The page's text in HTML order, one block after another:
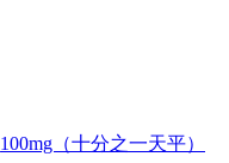
100mg（十分之一天平）